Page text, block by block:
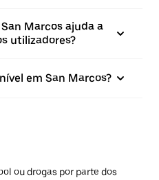
Marcos ajuda a
utilizadores?
em San Marcos?
ou drogas por parte dos